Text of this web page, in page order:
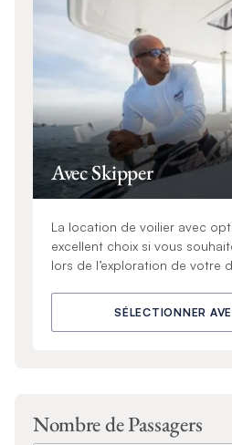
Avec Skipper
La location de voilier avec
excellent choix si vous
lors de l’exploration de votre
SÉLECTIONNER
Nombre de Passagers